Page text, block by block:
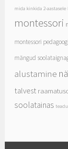
mida kinkida 2-aastasele
montessori
montessori
mängud
alustamine
talvest
soolatainas